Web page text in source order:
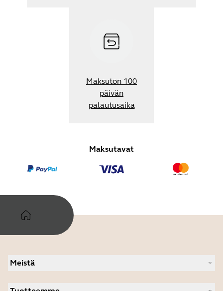
Maksuton 100
päivän
palautusaika
Maksutavat
Meistä